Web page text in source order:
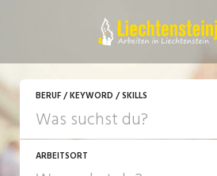
BERUF / KEYWORD / SKILLS
ARBEITSORT